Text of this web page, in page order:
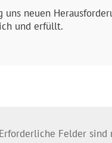
neuen
und erfüllt.
Erforderliche Felder sind